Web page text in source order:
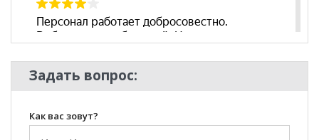
Задать вопрос:
Как вас зовут?